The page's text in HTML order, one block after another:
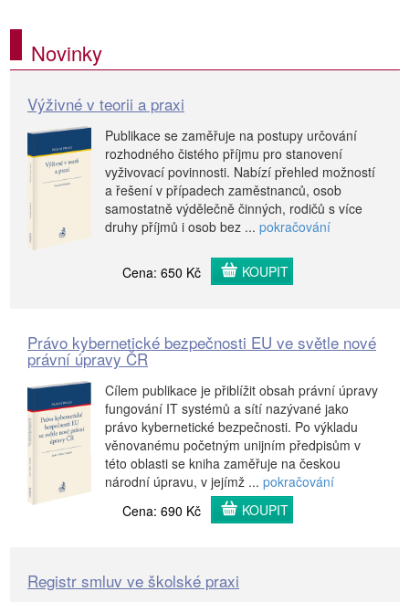
Novinky
Výživné v teorii a praxi
Publikace se zaměřuje na postupy určování
rozhodného čistého příjmu pro stanovení
vyživovací povinnosti. Nabízí přehled možností
a řešení v případech zaměstnanců, osob
samostatně výdělečně činných, rodičů s více
druhy příjmů i osob bez ... pokračování
Cena: 650 Kč KOUPIT
Právo kybernetické bezpečnosti EU ve světle nové
právní úpravy ČR
Cílem publikace je přiblížit obsah právní úpravy
fungování IT systémů a sítí nazývané jako
právo kybernetické bezpečnosti. Po výkladu
věnovanému početným unijním předpisům v
této oblasti se kniha zaměřuje na českou
národní úpravu, v jejímž ... pokračování
Cena: 690 Kč
KOUPIT
Registr smluv ve školské praxi